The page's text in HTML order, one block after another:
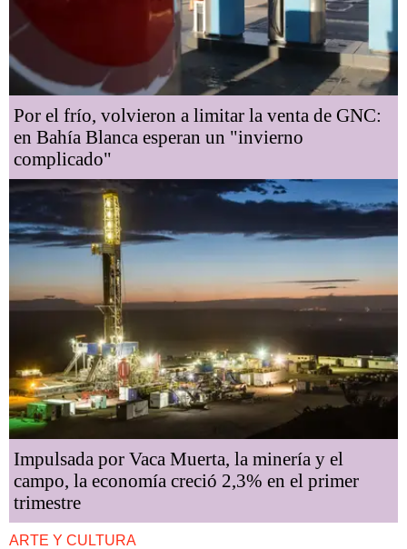
Por el frío, volvieron a limitar la venta de GNC:
en Bahía Blanca esperan un "invierno
complicado"
Impulsada por Vaca Muerta, la minería y el
campo, la economía creció 2,3% en el primer
trimestre
ARTE Y CULTURA